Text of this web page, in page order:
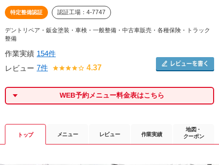
特定整備認証 認証工場：4-7747
デントリペア・鈑金塗装・車検・一般整備・中古車販売・各種保険・トラック
整備
作業実績 154件
レビュー 7件 4.37
WEB予約メニュー料金表はこちら
トップ メニュー レビュー 作業実績
地図・
クーポン